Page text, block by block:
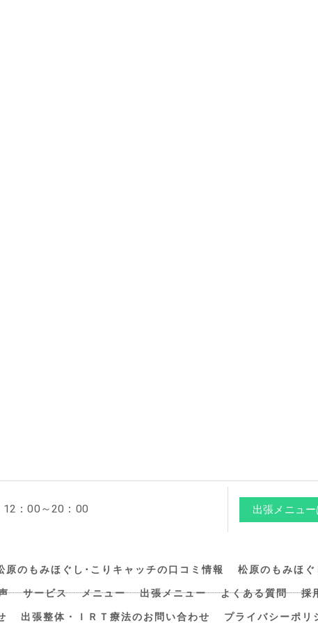
12：00～20：00 出張メニュ
原のもみほぐし･こりキャッチの口コミ情報 松原のもみほぐ
サービス メニュー 出張メニュー よくある質問 採
出張整体・ＩＲＴ療法のお問い合わせ プライバシーポリ